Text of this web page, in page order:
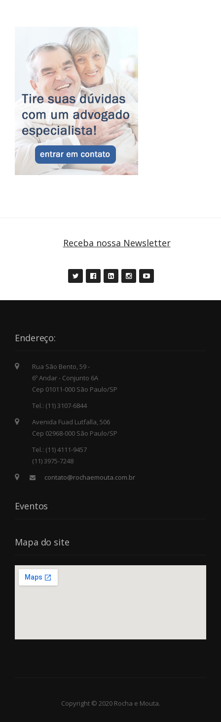
Receba nossa Newsletter
Endereço:
Rua São Bento, 59 -
6º Andar - Conjunto 6A
Cep 01011-000 São Paulo/SP
Tel.: (11) 3107-6844
Avenida Fuad Lutfalla, 506
Cep 02968-000 São Paulo/SP
Tel.: (11) 4111-9457
(11) 3975-7248
contato@rochaemouta.com.br
Eventos
Mapa do site
Copyright © 2020 Rocha e Mouta.